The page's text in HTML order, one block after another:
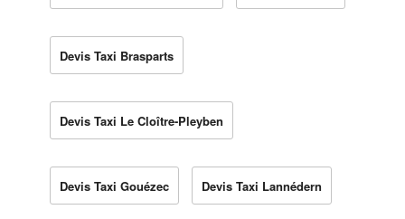
Devis Taxi Brasparts
Devis Taxi Le Cloître-Pleyben
Devis Taxi Gouézec Devis Taxi Lannédern